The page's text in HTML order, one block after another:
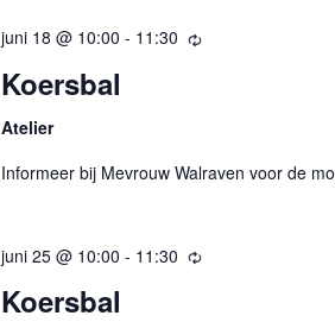
juni 18 @ 10:00 - 11:30 Terugkerend
Koersbal
Atelier
Informeer bij Mevrouw Walraven voor de
juni 25 @ 10:00 - 11:30 Terugkerend
Koersbal